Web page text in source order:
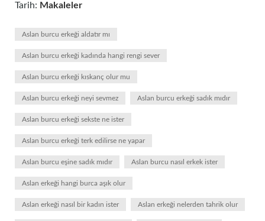
Tarih: Makaleler
Aslan burcu erkeği aldatır mı
Aslan burcu erkeği kadında hangi rengi sever
Aslan burcu erkeği kıskanç olur mu
Aslan burcu erkeği neyi sevmez Aslan burcu erkeği sadık mıdır
Aslan burcu erkeği sekste ne ister
Aslan burcu erkeği terk edilirse ne yapar
Aslan burcu eşine sadık mıdır Aslan burcu nasıl erkek ister
Aslan erkeği hangi burca aşık olur
Aslan erkeği nasıl bir kadın ister Aslan erkeği nelerden tahrik olur